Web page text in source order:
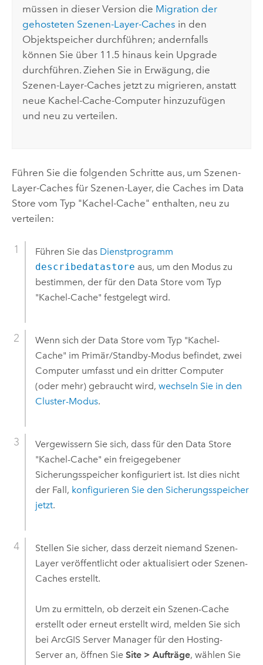
müssen in dieser Version die Migration der
gehosteten Szenen-Layer-Caches in den
Objektspeicher durchführen; andernfalls
können Sie über 11.5 hinaus kein Upgrade
durchführen. Ziehen Sie in Erwägung, die
Szenen-Layer-Caches jetzt zu migrieren, anstatt
neue Kachel-Cache-Computer hinzuzufügen
und neu zu verteilen.
Führen Sie die folgenden Schritte aus, um Szenen-
Layer-Caches für Szenen-Layer, die Caches im Data
Store vom Typ "Kachel-Cache" enthalten, neu zu
verteilen:
Führen Sie das Dienstprogramm
describedatastore aus, um den Modus zu
bestimmen, der für den Data Store vom Typ
"Kachel-Cache" festgelegt wird.
Wenn sich der Data Store vom Typ "Kachel-
Cache" im Primär/Standby-Modus befindet, zwei
Computer umfasst und ein dritter Computer
(oder mehr) gebraucht wird, wechseln Sie in den
Cluster-Modus.
Vergewissern Sie sich, dass für den Data Store
"Kachel-Cache" ein freigegebener
Sicherungsspeicher konfiguriert ist. Ist dies nicht
der Fall, konfigurieren Sie den Sicherungsspeicher
jetzt.
Stellen Sie sicher, dass derzeit niemand Szenen-
Layer veröffentlicht oder aktualisiert oder Szenen-
Caches erstellt.
Um zu ermitteln, ob derzeit ein Szenen-Cache
erstellt oder erneut erstellt wird, melden Sie sich
bei ArcGIS Server Managerfür den Hosting-
Server an, öffnen Sie Site > Aufträge, wählen Sie